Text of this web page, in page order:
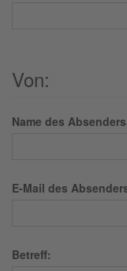
Von:
Name des
E-Mail des
Betreff: